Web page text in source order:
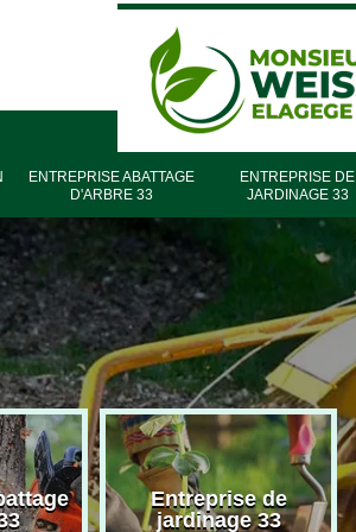
ENTREPRISE ABATTAGE
D'ARBRE 33
ENTREPRISE DE
JARDINAGE 33
Entreprise de
jardinage 33